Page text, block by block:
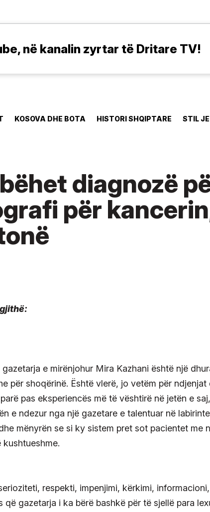
në kanalin zyrtar të Dritare TV!
KOSOVA DHE BOTA HISTORI SHQIPTARE STIL
diagnozë
për
e mirënjohur Mira Kazhani është një
për shoqërinë. Është vlerë, jo vetëm për ndjenjat
pas eksperiencës më të vështirë në jetën e
e ndezur nga një gazetare e talentuar në
mënyrën se si ky sistem pret sot pacientet me
respekti, impenjimi, kërkimi,
gazetarja i ka bërë bashkë për të sjellë para